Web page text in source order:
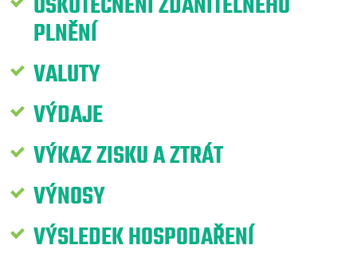
PLNĚNÍ
VALUTY
VÝDAJE
VÝKAZ ZISKU A ZTRÁT
VÝNOSY
VÝSLEDEK HOSPODAŘENÍ